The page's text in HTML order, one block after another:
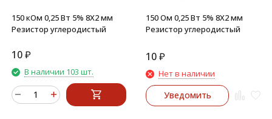
150 кОм 0,25 Вт 5% 8X2 мм
Резистор углеродистый
10₽
В наличии 103 шт.
150 Ом 0,25 Вт 5% 8X2 мм
Резистор углеродистый
10₽
Нет в наличии
Уведомить